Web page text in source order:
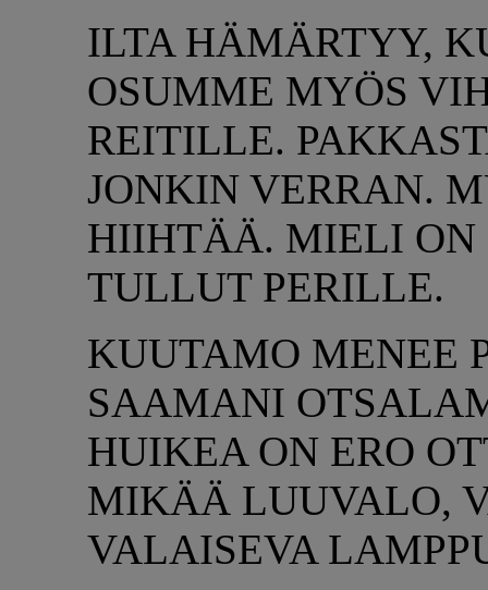
ILTA HÄMÄRTYY,
OSUMME MYÖS
REITILLE.
JONKIN VERRAN.
HIIHTÄÄ. MIELI ON
TULLUT PERILLE.
KUUTAMO MENEE
SAAMANI
HUIKEA ON ERO
MIKÄÄ LUUVALO,
VALAISEVA